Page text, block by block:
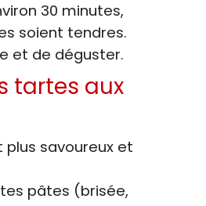
30 minutes,
soient tendres.
et de déguster.
tartes aux
savoureux et
pâtes (brisée,